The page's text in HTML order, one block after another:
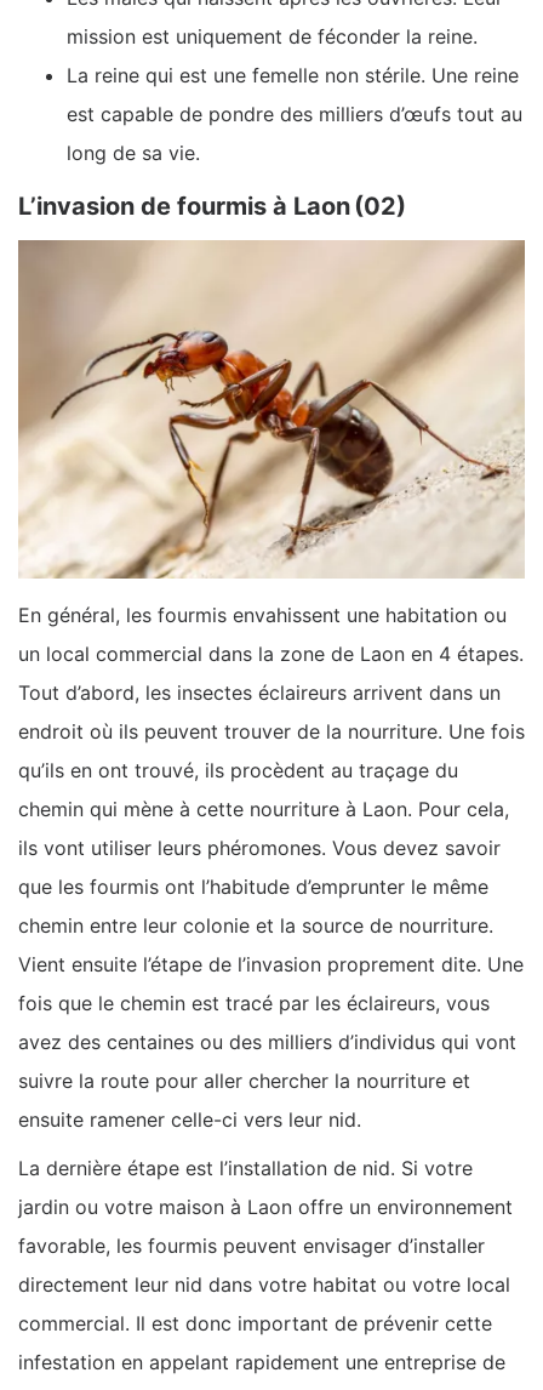
mission est uniquement de féconder la reine.
La reine qui est une femelle non stérile. Une reine
est capable de pondre des milliers d’œufs tout au
long de sa vie.
L’invasion de fourmis à Laon (02)
En général, les fourmis envahissent une habitation ou
un local commercial dans la zone de Laon en 4 étapes.
Tout d’abord, les insectes éclaireurs arrivent dans un
endroit où ils peuvent trouver de la nourriture. Une fois
qu’ils en ont trouvé, ils procèdent au traçage du
chemin qui mène à cette nourriture à Laon. Pour cela,
ils vont utiliser leurs phéromones. Vous devez savoir
que les fourmis ont l’habitude d’emprunter le même
chemin entre leur colonie et la source de nourriture.
Vient ensuite l’étape de l’invasion proprement dite. Une
fois que le chemin est tracé par les éclaireurs, vous
avez des centaines ou des milliers d’individus qui vont
suivre la route pour aller chercher la nourriture et
ensuite ramener celle-ci vers leur nid.
La dernière étape est l’installation de nid. Si votre
jardin ou votre maison à Laon offre un environnement
favorable, les fourmis peuvent envisager d’installer
directement leur nid dans votre habitat ou votre local
commercial. Il est donc important de prévenir cette
infestation en appelant rapidement une entreprise de